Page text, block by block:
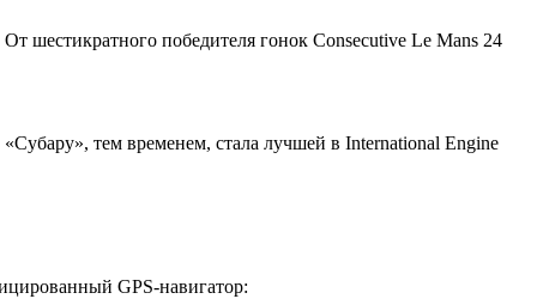
шестикратного победителя гонок Consecutive Le Mans 24
тем временем, стала лучшей в International Engine
GPS-навигатор: